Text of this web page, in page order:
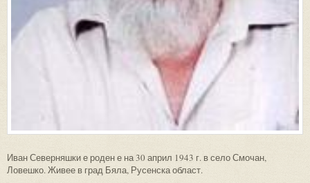
Иван Северняшки е роден е на 30 април 1943 г. в село Смочан,
Ловешко. Живее в град Бяла, Русенска област.